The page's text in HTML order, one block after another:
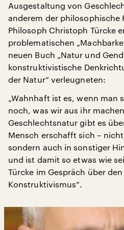
Ausgestaltung von
anderem der philosophische
Philosoph Christoph Türcke
problematischen
neuen Buch „Natur und
konstruktivistische
der Natur“ verleugneten:
„Wahnhaft ist es, wenn man
noch, was wir aus ihr
Geschlechtsnatur gibt es
Mensch erschafft sich –
sondern auch in sonstiger
und ist damit so etwas wie
Türcke im Gespräch über den
Konstruktivismus“.